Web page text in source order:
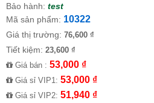
Bảo hành: test
Mã sản phẩm: 10322
Giá thị trường: 76,600 ₫
Tiết kiệm: 23,600 ₫
Giá bán : 53,000 ₫
Giá sỉ VIP1: 53,000 ₫
Giá sỉ VIP2: 51,940 ₫